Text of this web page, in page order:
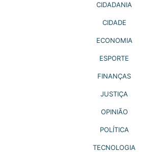
CIDADANIA
CIDADE
ECONOMIA
ESPORTE
FINANÇAS
JUSTIÇA
OPINIÃO
POLÍTICA
TECNOLOGIA